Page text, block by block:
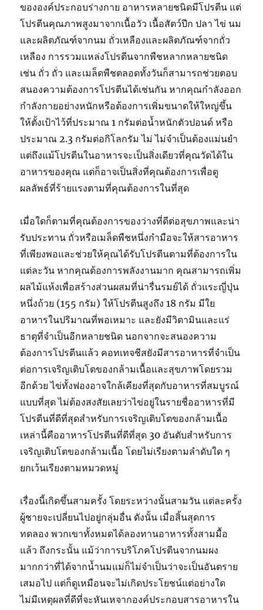
ขององค์ประกอบร่างกาย อาหารหลายชนิดมีโปรตีน แต่
โปรตีนคุณภาพสูงมาจากเนื้อวัว เนื้อสัตว์ปีก ปลา ไข่ นม
และผลิตภัณฑ์จากนม ถั่วเหลืองและผลิตภัณฑ์จากถั่ว
เหลือง การรวมแหล่งโปรตีนจากพืชหลากหลายชนิด
เช่น ถั่ว ถั่ว และเมล็ดพืชตลอดทั้งวันก็สามารถช่วยตอบ
สนองความต้องการโปรตีนได้เช่นกัน หากคุณกำลังออก
กำลังกายอย่างหนักหรือต้องการเพิ่มขนาดให้ใหญ่ขึ้น
ให้ตั้งเป้าไว้ที่ประมาณ 1 กรัมต่อน้ำหนักตัวปอนด์ หรือ
ประมาณ 2.3 กรัมต่อกิโลกรัม ไม่ ไม่จำเป็นต้องแม่นยำ
แต่ถึงแม้โปรตีนในอาหารจะเป็นสิ่งเดียวที่คุณวัดได้ใน
อาหารของคุณ แต่ก็อาจเป็นสิ่งที่คุณต้องการเพื่อดู
ผลลัพธ์ที่ร้ายแรงตามที่คุณต้องการในที่สุด
เมื่อใดก็ตามที่คุณต้องการของว่างที่ดีต่อสุขภาพและน่า
รับประทาน ถั่วหรือเมล็ดพืชหนึ่งกำมือจะให้สารอาหาร
ที่เพียงพอและช่วยให้คุณได้รับโปรตีนตามที่ต้องการใน
แต่ละวัน หากคุณต้องการพลังงานมาก คุณสามารถเพิ่ม
ผลไม้แห้งเพื่อสร้างส่วนผสมที่น่ารื่นรมย์ได้ ถั่วแระญี่ปุ่น
หนึ่งถ้วย (155 กรัม) ให้โปรตีนสูงถึง 18 กรัม มีใย
อาหารในปริมาณที่พอเหมาะ และยังมีวิตามินและแร่
ธาตุที่จำเป็นอีกหลายชนิด นอกจากจะสนองความ
ต้องการโปรตีนแล้ว คอทเทจชีสยังมีสารอาหารที่จำเป็น
ต่อการเจริญเติบโตของกล้ามเนื้อและสุขภาพโดยรวม
อีกด้วย ไข่ทั้งฟองอาจใกล้เคียงที่สุดกับอาหารที่สมบูรณ์
แบบที่สุด ไม่ต้องสงสัยเลยว่าไข่อยู่ในรายชื่ออาหารที่มี
โปรตีนที่ดีที่สุดสำหรับการเจริญเติบโตของกล้ามเนื้อ
เหล่านี้คืออาหารโปรตีนที่ดีที่สุด 30 อันดับสำหรับการ
เจริญเติบโตของกล้ามเนื้อ โดยไม่เรียงตามลำดับใด ๆ
ยกเว้นเรียงตามหมวดหมู่
เรื่องนี้เกิดขึ้นสามครั้ง โดยระหว่างนั้นสามวัน แต่ละครั้ง
ผู้ชายจะเปลี่ยนไปอยู่กลุ่มอื่น ดังนั้น เมื่อสิ้นสุดการ
ทดลอง พวกเขาทั้งหมดได้ลองทานอาหารทั้งสามมื้อ
แล้ว ถึงกระนั้น แม้ว่าการบริโภคโปรตีนจากนมผง
มากกว่าที่ได้จากน้ำนมแม่ก็ไม่จำเป็นว่าจะเป็นอันตราย
เสมอไป แต่ก็ดูเหมือนจะไม่เกิดประโยชน์แต่อย่างใด
ไม่มีเหตุผลที่ดีที่จะหันเหจากองค์ประกอบสารอาหารใน